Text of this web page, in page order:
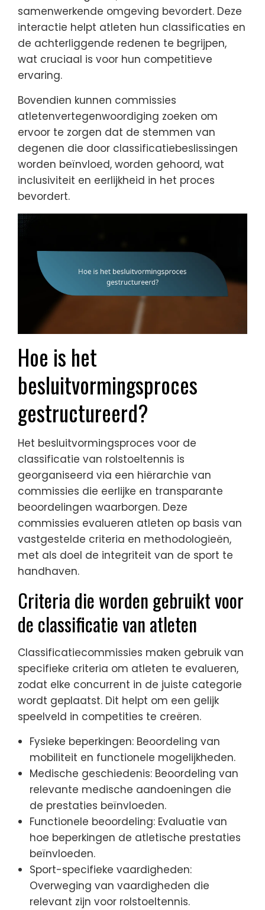
samenwerkende omgeving bevordert. Deze
interactie helpt atleten hun classificaties en
de achterliggende redenen te begrijpen,
wat cruciaal is voor hun competitieve
ervaring.
Bovendien kunnen commissies
atletenvertegenwoordiging zoeken om
ervoor te zorgen dat de stemmen van
degenen die door classificatiebeslissingen
worden beïnvloed, worden gehoord, wat
inclusiviteit en eerlijkheid in het proces
bevordert.
Hoe is het
besluitvormingsproces
gestructureerd?
Het besluitvormingsproces voor de
classificatie van rolstoeltennis is
georganiseerd via een hiërarchie van
commissies die eerlijke en transparante
beoordelingen waarborgen. Deze
commissies evalueren atleten op basis van
vastgestelde criteria en methodologieën,
met als doel de integriteit van de sport te
handhaven.
Criteria die worden gebruikt voor
de classificatie van atleten
Classificatiecommissies maken gebruik van
specifieke criteria om atleten te evalueren,
zodat elke concurrent in de juiste categorie
wordt geplaatst. Dit helpt om een gelijk
speelveld in competities te creëren.
Fysieke beperkingen: Beoordeling van
mobiliteit en functionele mogelijkheden.
Medische geschiedenis: Beoordeling van
relevante medische aandoeningen die
de prestaties beïnvloeden.
Functionele beoordeling: Evaluatie van
hoe beperkingen de atletische prestaties
beïnvloeden.
Sport-specifieke vaardigheden:
Overweging van vaardigheden die
relevant zijn voor rolstoeltennis.